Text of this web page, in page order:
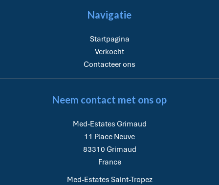
Navigatie
Startpagina
Verkocht
Contacteer ons
Neem contact met ons op
Med-Estates Grimaud
11 Place Neuve
83310 Grimaud
France
Med-Estates Saint-Tropez